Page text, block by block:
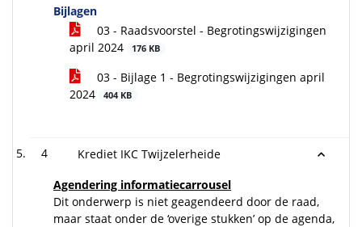
Bijlagen
03 - Raadsvoorstel - Begrotingswijzigingen
april 2024
176 KB
03 - Bijlage 1 - Begrotingswijzigingen april
2024
404 KB
4
Krediet IKC Twijzelerheide
Agendering informatiecarrousel
Dit onderwerp is niet geagendeerd door de raad,
maar staat onder de ‘overige stukken’ op de agenda,